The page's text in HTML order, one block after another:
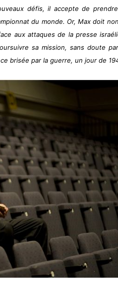
défis, il accepte de
du monde. Or, Max doit
aux attaques de la presse
sa mission, sans doute
brisée par la guerre, un jour de